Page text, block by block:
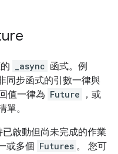
_async 函式。例
同步函式的引數一律與
值一律為 Future
，或
單。
啟動但尚未完成的作業
或多個 Futures 。 您可